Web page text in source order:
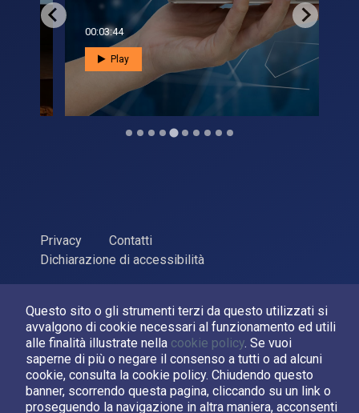
Questo sito o gli strumenti terzi da questo utilizzati si
avvalgono di cookie necessari al funzionamento ed utili
alle finalità illustrate nella cookie policy. Se vuoi
saperne di più o negare il consenso a tutti o ad alcuni
cookie, consulta la cookie policy. Chiudendo questo
banner, scorrendo questa pagina, cliccando su un link o
proseguendo la navigazione in altra maniera, acconsenti
00:03:44
Play
Privacy
Contatti
Dichiarazione di accessibilità
Sviluppato daLPM
Seguici su:
Asi su Facebook
Asi su XCanale Asi su YouTube